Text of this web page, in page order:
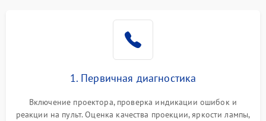
1. Первичная диагностика
Включение проектора, проверка индикации ошибок и
реакции на пульт. Оценка качества проекции, яркости лампы,